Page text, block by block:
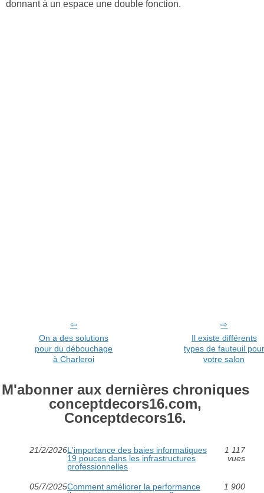
donnant à un espace une double fonction.
On a des solutions
pour du débouchage
à Charleroi
Il existe différents
types de fauteuil pour
votre salon
M'abonner aux dernières chroniques
conceptdecors16.com,
Conceptdecors16.
21/2/2026L'importance des baies informatiques
19 pouces dans les infrastructures
professionnelles
1 117
vues
05/7/2025Comment améliorer la performance
1 900